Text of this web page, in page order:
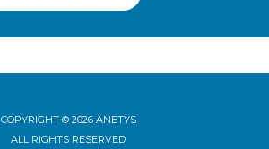
COPYRIGHT © 2026 ANETYS
ALL RIGHTS RESERVED